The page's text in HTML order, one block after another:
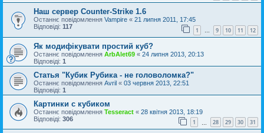
Наш сервер Counter-Strike 1.6
Останнє повідомлення Vampire « 21 липня 2011, 17:45
Відповіді: 117 1 … 9 10 11 12
Як модифікувати простий куб?
Останнє повідомлення ArbAlet69 « 24 липня 2013, 20:13
Відповіді: 1
Статья "Кубик Рубика - не головоломка?"
Останнє повідомлення Avril « 03 червня 2013, 22:51
Відповіді: 1
Картинки с кубиком
Останнє повідомлення Tesseract « 28 квітня 2013, 18:19
Відповіді: 306 1 28 29 30 31